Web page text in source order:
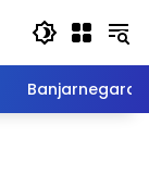
Banjarnegara